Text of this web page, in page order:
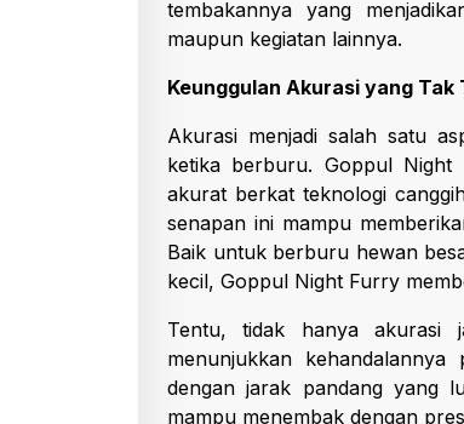
tembakannya yang
maupun kegiatan lainnya.
Keunggulan Akurasi yang Tak
Akurasi menjadi salah satu
ketika berburu. Goppul Night
akurat berkat teknologi
senapan ini mampu
Baik untuk berburu hewan
kecil, Goppul Night Furry
Tentu, tidak hanya akurasi
menunjukkan
dengan jarak pandang yang
mampu menembak dengan